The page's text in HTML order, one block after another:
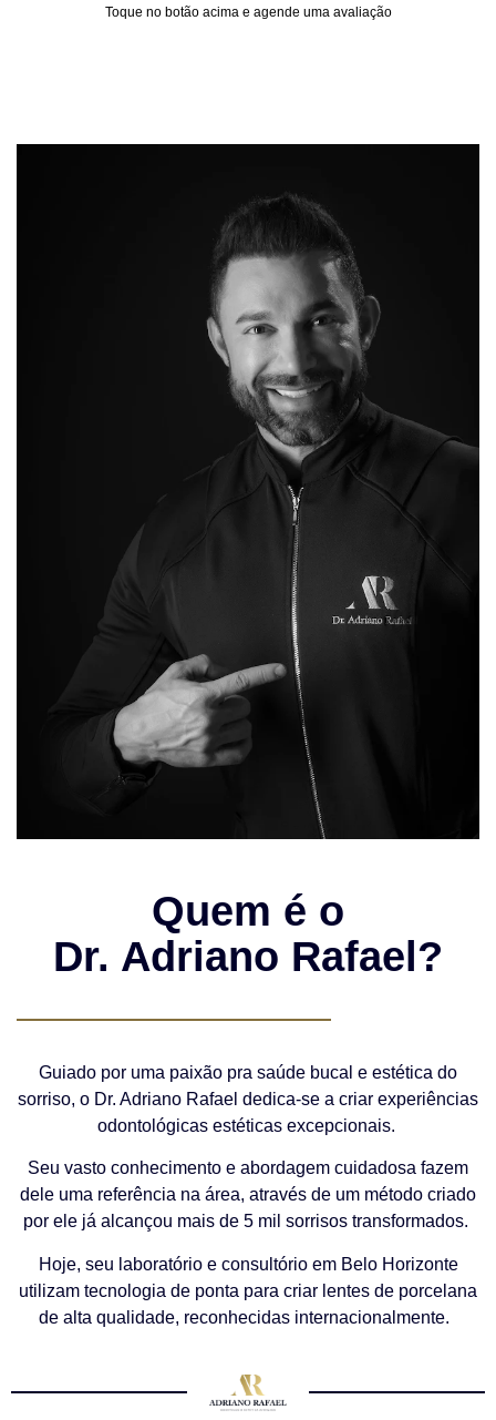
Toque no botão acima e agende uma avaliação
Quem é o
Dr. Adriano Rafael?
Guiado por uma paixão pra saúde bucal e estética do
sorriso, o Dr. Adriano Rafael dedica-se a criar experiências
odontológicas estéticas excepcionais.
Seu vasto conhecimento e abordagem cuidadosa fazem
dele uma referência na área, através de um método criado
por ele já alcançou mais de 5 mil sorrisos transformados.
Hoje, seu laboratório e consultório em Belo Horizonte
utilizam tecnologia de ponta para criar lentes de porcelana
de alta qualidade, reconhecidas internacionalmente.